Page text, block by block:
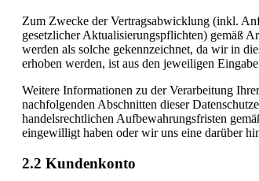
Zum Zwecke der Vertragsabwicklung (inkl.
gesetzlicher Aktualisierungspflichten) gemäß
werden als solche gekennzeichnet, da wir in
erhoben werden, ist aus den jeweiligen
Weitere Informationen zu der Verarbeitung
nachfolgenden Abschnitten dieser
handelsrechtlichen Aufbewahrungsfristen
eingewilligt haben oder wir uns eine darüber
2.2 Kundenkonto